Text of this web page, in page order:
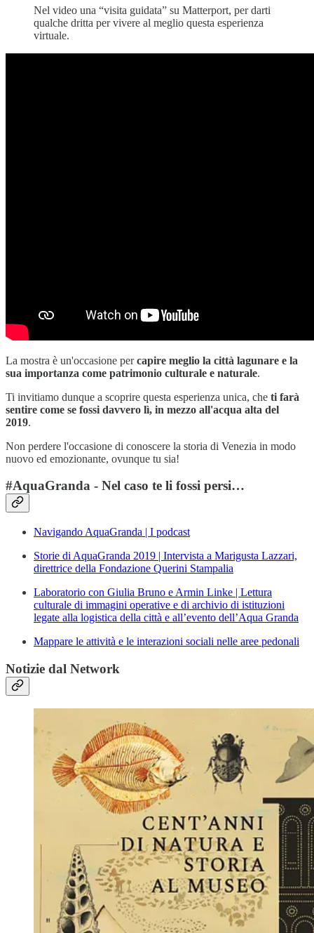
Nel video una “visita guidata” su Matterport, per darti
qualche dritta per vivere al meglio questa esperienza
virtuale.
La mostra è un'occasione percapire meglio la città lagunare e la
sua importanza come patrimonio culturale e naturale.
Ti invitiamo dunque a scoprire questa esperienza unica, che ti farà
sentire come se fossi davvero lì, in mezzo all'acqua alta del
2019.
Non perdere l'occasione di conoscere la storia di Venezia in modo
nuovo ed emozionante, ovunque tu sia!
#AquaGranda - Nel caso te li fossi persi…
Navigando AquaGranda | I podcast
Storie di AquaGranda 2019 | Intervista a Marigusta Lazzari,
direttrice della Fondazione Querini Stampalia
Laboratorio con Giulia Bruno e Armin Linke | Lettura
culturale di immagini operative e di archivio di istituzioni
legate alla logistica della città e all’evento dell’Aqua Granda
Mappare le attività e le interazioni sociali nelle aree pedonali
Notizie dal Network